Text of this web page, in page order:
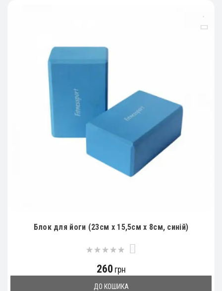
Блок для йоги (23см x 15,5см x 8см, синій)
260 грн
ДО КОШИКА